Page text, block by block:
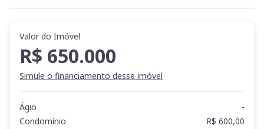
Valor do Imóvel
R$ 650.000
Simule o financiamento desse imóvel
Ágio
-
Condomínio
R$ 600,00